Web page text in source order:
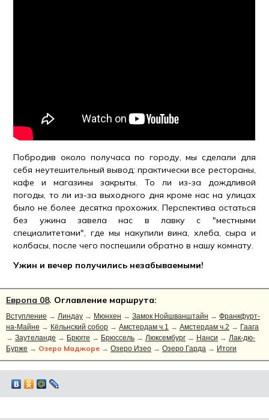
Побродив около получаса по городу, мы сделали для
себя неутешительный вывод: практически все рестораны,
кафе и магазины закрыты. То ли из-за дождливой
погоды, то ли из-за выходного дня кроме нас на улицах
было не более десятка прохожих. Перспектива остаться
без ужина завела нас в лавку с "местными
специалитетами", где мы накупили вина, хлеба, сыра и
колбасы, после чего поспешили обратно в нашу комнату.
Ужин и вечер получились незабываемыми!
Европа 08. Оглавление маршрута:
Вступление → Линдау → Мюнхен → Замок Нойшванштайн → Франкфурт-
на-Майне → Кёльнский собор → Амстердам ч.1 → Амстердам ч.2 → Гаага
→ Заутеланде → Брюгге → Брюссель → Люксембург → Нанси → Лак-дю-
Бурже → Озеро Маджоре → Озеро Изео → Озеро Гарда → Итоги